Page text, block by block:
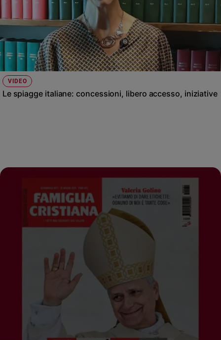
VIDEO
Le spiagge italiane: concessioni, libero accesso, iniziative